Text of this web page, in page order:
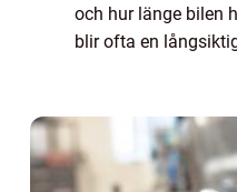
och hur länge bilen
blir ofta en